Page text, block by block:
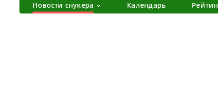
Новости снукера
Календарь